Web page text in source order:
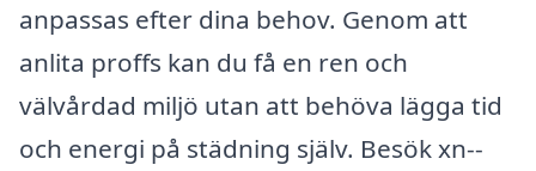
anpassas efter dina behov. Genom att
anlita proffs kan du få en ren och
välvårdad miljö utan att behöva lägga tid
och energi på städning själv. Besök xn--